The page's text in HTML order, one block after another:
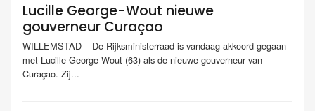
Lucille George-Wout nieuwe
gouverneur Curaçao
WILLEMSTAD – De Rijksministerraad is vandaag akkoord gegaan
met Lucille George-Wout (63) als de nieuwe gouverneur van
Curaçao. Zij...